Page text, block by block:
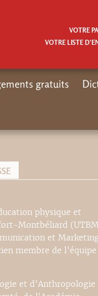
physique et
Montbéliard
et
membre de l’équipe
et d’Anthropologie
VOTRE
VOTRE LISTE
gratuits